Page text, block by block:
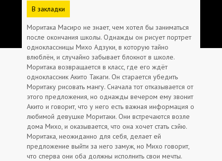
В закладки
Моритака Масиро не знает, чем хотел бы заниматься
после окончания школы. Однажды он рисует портрет
одноклассницы Михо Адзуки, в которую тайно
влюблён, и случайно забывает блокнот в школе.
Моритака возвращается в класс, где его ждёт
одноклассник Акито Такаги. Он старается убедить
Моритаку рисовать мангу. Сначала тот отказывается от
этого предложения, но однажды вечером ему звонит
Акито и говорит, что у него есть важная информация о
любимой девушке Моритаки. Они встречаются возле
дома Михо, и оказывается, что она хочет стать сэйю.
Моритака, неожиданно для себя, делает ей
предложение выйти за него замуж, но Михо говорит,
что сперва они оба должны исполнить свои мечты.